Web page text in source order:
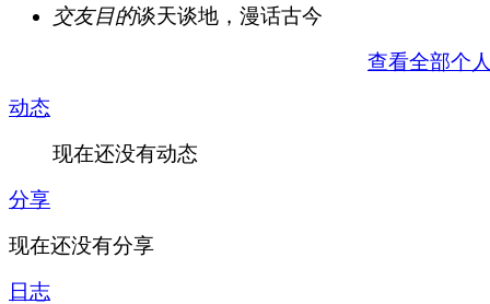
交友目的谈天谈地，漫话古今
查看全部个
动态
现在还没有动态
分享
现在还没有分享
日志